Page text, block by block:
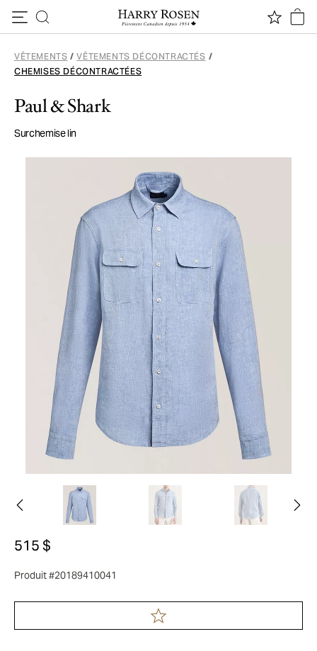
VÊTEMENTS / VÊTEMENTS DÉCONTRACTÉS /
CHEMISES DÉCONTRACTÉES
Paul & Shark
Surchemise lin
515 $
Produit #20189410041